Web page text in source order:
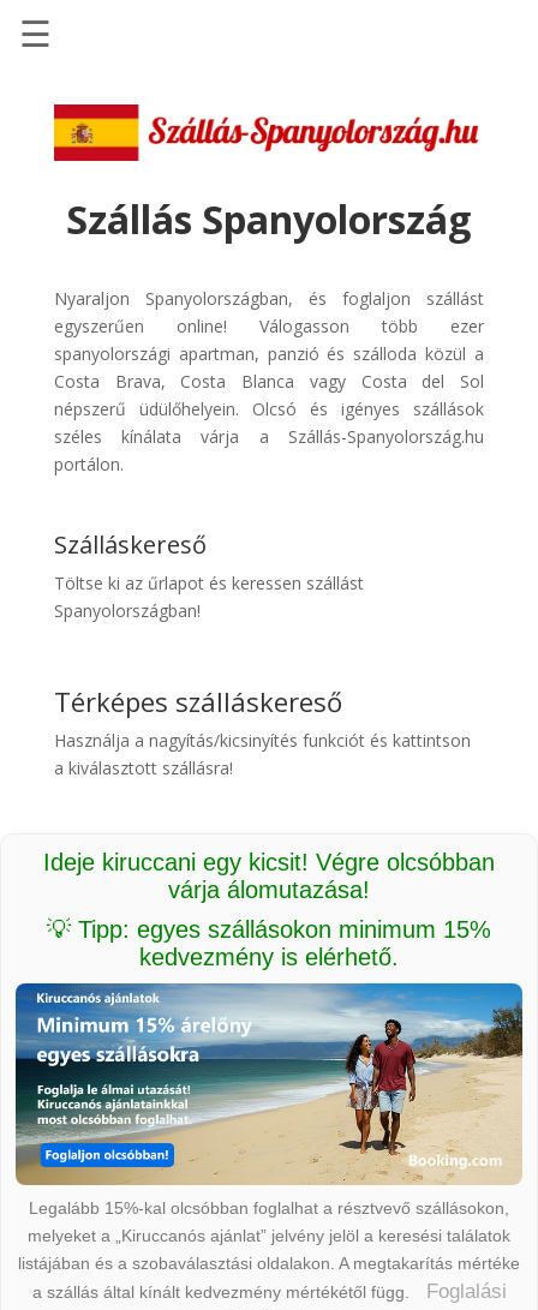
Szállások
Szállásinfo.eu
Repülőjegy
Autóbérlés
Discover
Cars
Transzfer
Taxi
☰
Szállás Spanyolország
Nyaraljon Spanyolországban, és foglaljon szállást
egyszerűen online! Válogasson több ezer
spanyolországi apartman, panzió és szálloda közül a
Costa Brava, Costa Blanca vagy Costa del Sol
népszerű üdülőhelyein. Olcsó és igényes szállások
széles kínálata várja a Szállás-Spanyolország.hu
portálon.
Szálláskereső
Töltse ki az űrlapot és keressen szállást
Spanyolországban!
Térképes szálláskereső
Használja a nagyítás/kicsinyítés funkciót és kattintson
a kiválasztott szállásra!
Ideje kiruccani egy kicsit! Végre olcsóbban
várja álomutazása!
💡 Tipp: egyes szállásokon minimum 15%
kedvezmény is elérhető.
Legalább 15%-kal olcsóbban foglalhat a résztvevő szállásokon,
melyeket a „Kiruccanós ajánlat” jelvény jelöl a keresési találatok
listájában és a szobaválasztási oldalakon. A megtakarítás mértéke
a szállás által kínált kedvezmény mértékétől függ.
Foglalási